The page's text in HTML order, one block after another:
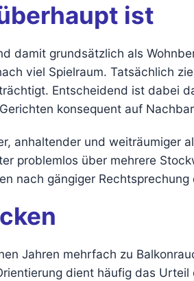
ist
damit grundsätzlich als
viel Spielraum. Tatsächlich
Entscheidend ist dabei
konsequent auf
anhaltender und weiträumiger
problemlos über mehrere
nach gängiger
Jahren mehrfach zu
dient häufig das